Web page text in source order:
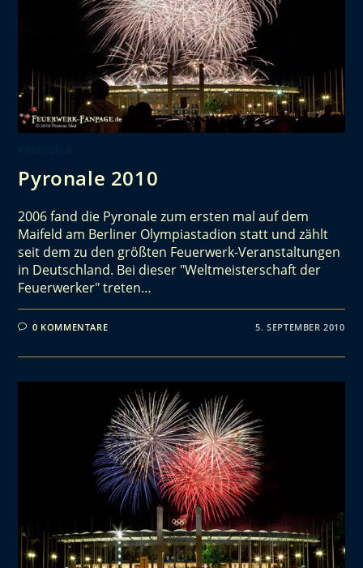
Pyronale 2010
2006 fand die Pyronale zum ersten mal auf dem
Maifeld am Berliner Olympiastadion statt und zählt
seit dem zu den größten Feuerwerk-Veranstaltungen
in Deutschland. Bei dieser "Weltmeisterschaft der
Feuerwerker" treten…
0 KOMMENTARE 5. SEPTEMBER 2010